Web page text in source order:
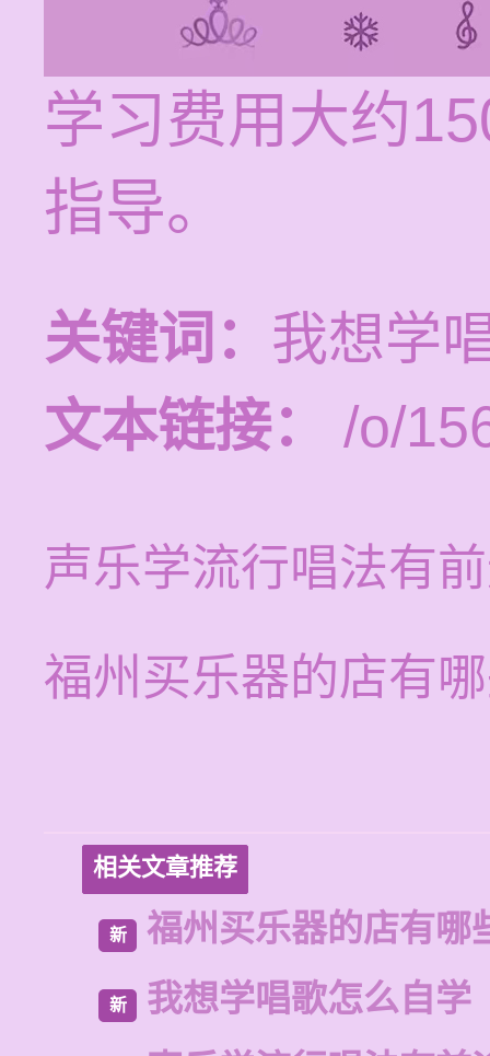
学习费用大约
指导。
关键词： 我想学
文本链接：
/o/
声乐学流行唱法有
福州买乐器的店有
相关文章推荐
新 福州买乐器的店有哪
新
我想学唱歌怎么自学